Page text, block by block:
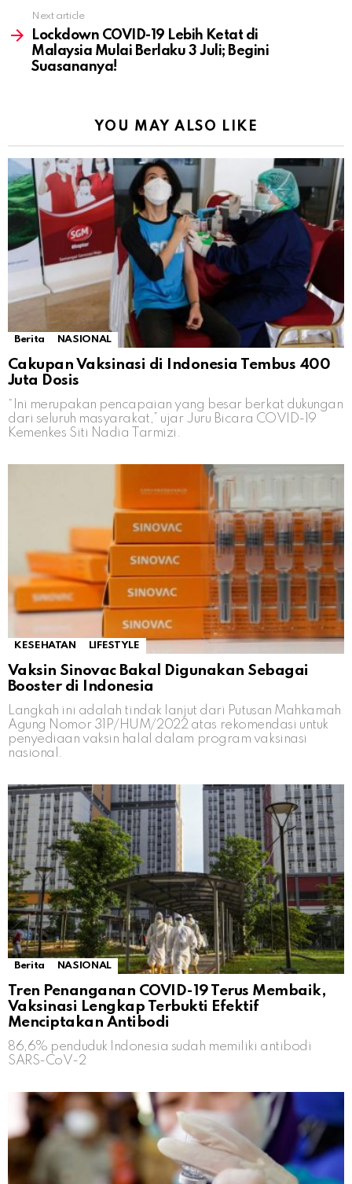
Next article
Lockdown COVID-19 Lebih Ketat di
Malaysia Mulai Berlaku 3 Juli; Begini
Suasananya!
YOU MAY ALSO LIKE
Berita NASIONAL
Cakupan Vaksinasi di Indonesia Tembus 400
Juta Dosis
“Ini merupakan pencapaian yang besar berkat dukungan
dari seluruh masyarakat,” ujar Juru Bicara COVID-19
Kemenkes Siti Nadia Tarmizi.
KESEHATAN LIFESTYLE
Vaksin Sinovac Bakal Digunakan Sebagai
Booster di Indonesia
Langkah ini adalah tindak lanjut dari Putusan Mahkamah
Agung Nomor 31P/HUM/2022 atas rekomendasi untuk
penyediaan vaksin halal dalam program vaksinasi
nasional.
Berita NASIONAL
Tren Penanganan COVID-19 Terus Membaik,
Vaksinasi Lengkap Terbukti Efektif
Menciptakan Antibodi
86,6% penduduk Indonesia sudah memiliki antibodi
SARS-CoV-2